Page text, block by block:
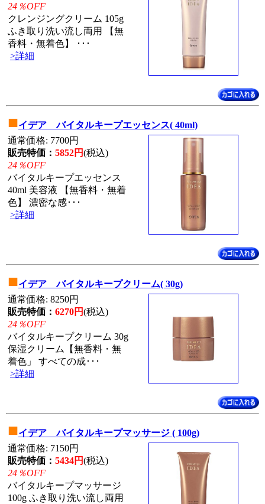
24％OFF
クレンジングクリーム 105g
ふき取り洗い流し両用 【無
香料・無着色】 ･･･
>詳細
■イデア バイタルキープエッセンス( 40ml)
通常価格: 7700円
販売特価： 5852円(税込)
24％OFF
バイタルキープエッセンス
40ml 美容液 【無香料・無着
色】 濃密な感･･･
>詳細
■イデア バイタルキープクリーム( 30g)
通常価格: 8250円
販売特価： 6270円(税込)
24％OFF
バイタルキープクリーム 30g
保湿クリーム【無香料・無
着色」 すべての成･･･
>詳細
■イデア バイタルキープマッサージ ( 100g)
通常価格: 7150円
販売特価： 5434円(税込)
24％OFF
バイタルキープマッサージ
100g ふき取り洗い流し両用